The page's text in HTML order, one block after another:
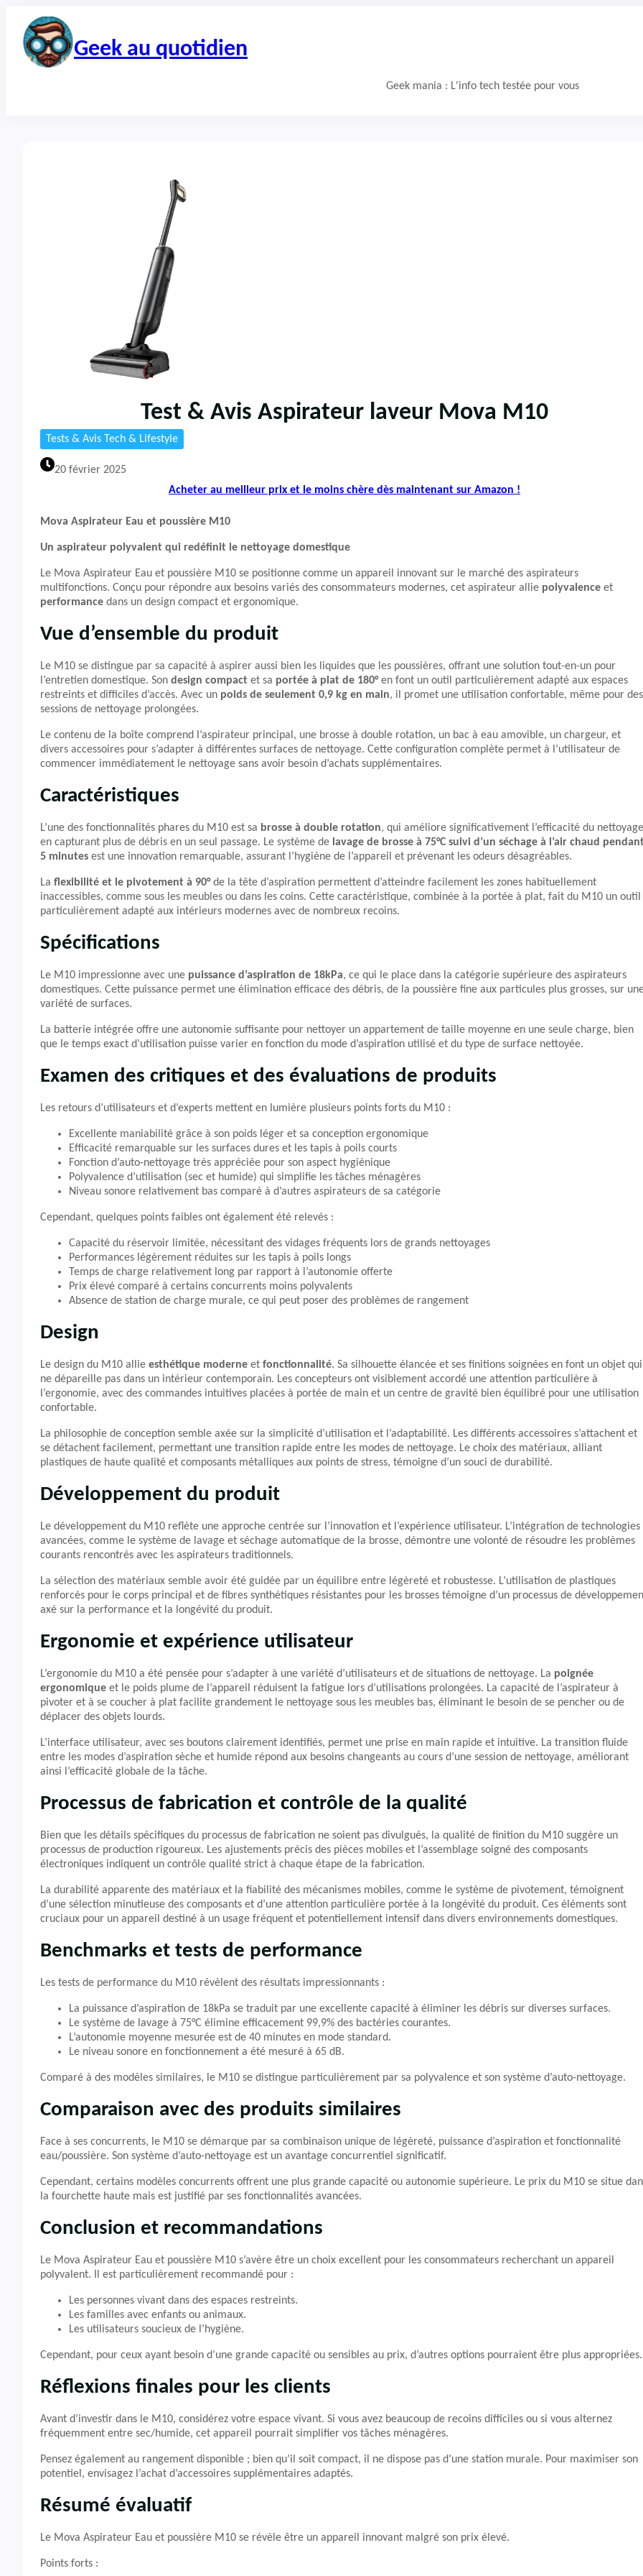
contenu
Geek au quotidien
Geek mania : L'info tech testée pour vous
Test & Avis Aspirateur laveur Mova M10
Tests & Avis Tech & Lifestyle
20 février 2025
Acheter au meilleur prix et le moins chère dès maintenant sur Amazon !
Mova Aspirateur Eau et poussière M10
Un aspirateur polyvalent qui redéfinit le nettoyage domestique
Le Mova Aspirateur Eau et poussière M10 se positionne comme un appareil innovant sur le marché des aspirateurs
multifonctions. Conçu pour répondre aux besoins variés des consommateurs modernes, cet aspirateur allie polyvalence et
performance dans un design compact et ergonomique.
Vue d’ensemble du produit
Le M10 se distingue par sa capacité à aspirer aussi bien les liquides que les poussières, offrant une solution tout-en-un pour
l’entretien domestique. Son design compact et sa portée à plat de 180°en font un outil particulièrement adapté aux espaces
restreints et difficiles d’accès. Avec un poids de seulement 0,9 kg en main, il promet une utilisation confortable, même pour des
sessions de nettoyage prolongées.
Le contenu de la boîte comprend l’aspirateur principal, une brosse à double rotation, un bac à eau amovible, un chargeur, et
divers accessoires pour s’adapter à différentes surfaces de nettoyage. Cette configuration complète permet à l’utilisateur de
commencer immédiatement le nettoyage sans avoir besoin d’achats supplémentaires.
Caractéristiques
L’une des fonctionnalités phares du M10 est sa brosse à double rotation, qui améliore significativement l’efficacité du nettoyage
en capturant plus de débris en un seul passage. Le système de lavage de brosse à 75°C suivi d’un séchage à l’air chaud
5 minutes est une innovation remarquable, assurant l’hygiène de l’appareil et prévenant les odeurs désagréables.
La flexibilité et le pivotement à 90°de la tête d’aspiration permettent d’atteindre facilement les zones habituellement
inaccessibles, comme sous les meubles ou dans les coins. Cette caractéristique, combinée à la portée à plat, fait du M10 un outil
particulièrement adapté aux intérieurs modernes avec de nombreux recoins.
Spécifications
Le M10 impressionne avec une puissance d’aspiration de 18kPa, ce qui le place dans la catégorie supérieure des aspirateurs
domestiques. Cette puissance permet une élimination efficace des débris, de la poussière fine aux particules plus grosses, sur
variété de surfaces.
La batterie intégrée offre une autonomie suffisante pour nettoyer un appartement de taille moyenne en une seule charge, bien
que le temps exact d’utilisation puisse varier en fonction du mode d’aspiration utilisé et du type de surface nettoyée.
Examen des critiques et des évaluations de produits
Les retours d’utilisateurs et d’experts mettent en lumière plusieurs points forts du M10 :
Excellente maniabilité grâce à son poids léger et sa conception ergonomique
Efficacité remarquable sur les surfaces dures et les tapis à poils courts
Fonction d’auto-nettoyage très appréciée pour son aspect hygiénique
Polyvalence d’utilisation (sec et humide) qui simplifie les tâches ménagères
Niveau sonore relativement bas comparé à d’autres aspirateurs de sa catégorie
Cependant, quelques points faibles ont également été relevés :
Capacité du réservoir limitée, nécessitant des vidages fréquents lors de grands nettoyages
Performances légèrement réduites sur les tapis à poils longs
Temps de charge relativement long par rapport à l’autonomie offerte
Prix élevé comparé à certains concurrents moins polyvalents
Absence de station de charge murale, ce qui peut poser des problèmes de rangement
Design
Le design du M10 allie esthétique moderne et fonctionnalité. Sa silhouette élancée et ses finitions soignées en font un objet qui
ne dépareille pas dans un intérieur contemporain. Les concepteurs ont visiblement accordé une attention particulière à
l’ergonomie, avec des commandes intuitives placées à portée de main et un centre de gravité bien équilibré pour une utilisation
confortable.
La philosophie de conception semble axée sur la simplicité d’utilisation et l’adaptabilité. Les différents accessoires s’attachent et
se détachent facilement, permettant une transition rapide entre les modes de nettoyage. Le choix des matériaux, alliant
plastiques de haute qualité et composants métalliques aux points de stress, témoigne d’un souci de durabilité.
Développement du produit
Le développement du M10 reflète une approche centrée sur l’innovation et l’expérience utilisateur. L’intégration de technologies
avancées, comme le système de lavage et séchage automatique de la brosse, démontre une volonté de résoudre les problèmes
courants rencontrés avec les aspirateurs traditionnels.
La sélection des matériaux semble avoir été guidée par un équilibre entre légèreté et robustesse. L’utilisation de plastiques
renforcés pour le corps principal et de fibres synthétiques résistantes pour les brosses témoigne d’un processus de
axé sur la performance et la longévité du produit.
Ergonomie et expérience utilisateur
L’ergonomie du M10 a été pensée pour s’adapter à une variété d’utilisateurs et de situations de nettoyage. La poignée
ergonomique et le poids plume de l’appareil réduisent la fatigue lors d’utilisations prolongées. La capacité de l’aspirateur à
pivoter et à se coucher à plat facilite grandement le nettoyage sous les meubles bas, éliminant le besoin de se pencher ou de
déplacer des objets lourds.
L’interface utilisateur, avec ses boutons clairement identifiés, permet une prise en main rapide et intuitive. La transition fluide
entre les modes d’aspiration sèche et humide répond aux besoins changeants au cours d’une session de nettoyage, améliorant
ainsi l’efficacité globale de la tâche.
Processus de fabrication et contrôle de la qualité
Bien que les détails spécifiques du processus de fabrication ne soient pas divulgués, la qualité de finition du M10 suggère un
processus de production rigoureux. Les ajustements précis des pièces mobiles et l’assemblage soigné des composants
électroniques indiquent un contrôle qualité strict à chaque étape de la fabrication.
La durabilité apparente des matériaux et la fiabilité des mécanismes mobiles, comme le système de pivotement, témoignent
d’une sélection minutieuse des composants et d’une attention particulière portée à la longévité du produit. Ces éléments sont
cruciaux pour un appareil destiné à un usage fréquent et potentiellement intensif dans divers environnements domestiques.
Benchmarks et tests de performance
Les tests de performance du M10 révèlent des résultats impressionnants :
La puissance d’aspiration de 18kPa se traduit par une excellente capacité à éliminer les débris sur diverses surfaces.
Le système de lavage à 75°C élimine efficacement 99,9% des bactéries courantes.
L’autonomie moyenne mesurée est de 40 minutes en mode standard.
Le niveau sonore en fonctionnement a été mesuré à 65 dB.
Comparé à des modèles similaires, le M10 se distingue particulièrement par sa polyvalence et son système d’auto-nettoyage.
Comparaison avec des produits similaires
Face à ses concurrents, le M10 se démarque par sa combinaison unique de légèreté, puissance d’aspiration et fonctionnalité
eau/poussière. Son système d’auto-nettoyage est un avantage concurrentiel significatif.
Cependant, certains modèles concurrents offrent une plus grande capacité ou autonomie supérieure. Le prix du M10 se situe
la fourchette haute mais est justifié par ses fonctionnalités avancées.
Conclusion et recommandations
Le Mova Aspirateur Eau et poussière M10 s’avère être un choix excellent pour les consommateurs recherchant un appareil
polyvalent. Il est particulièrement recommandé pour :
Les personnes vivant dans des espaces restreints.
Les familles avec enfants ou animaux.
Les utilisateurs soucieux de l’hygiène.
Cependant, pour ceux ayant besoin d’une grande capacité ou sensibles au prix, d’autres options pourraient être plus appropriées.
Réflexions finales pour les clients
Avant d’investir dans le M10, considérez votre espace vivant. Si vous avez beaucoup de recoins difficiles ou si vous alternez
fréquemment entre sec/humide, cet appareil pourrait simplifier vos tâches ménagères.
Pensez également au rangement disponible ; bien qu’il soit compact, il ne dispose pas d’une station murale. Pour maximiser son
potentiel, envisagez l’achat d’accessoires supplémentaires adaptés.
Résumé évaluatif
Le Mova Aspirateur Eau et poussière M10 se révèle être un appareil innovant malgré son prix élevé.
Points forts :